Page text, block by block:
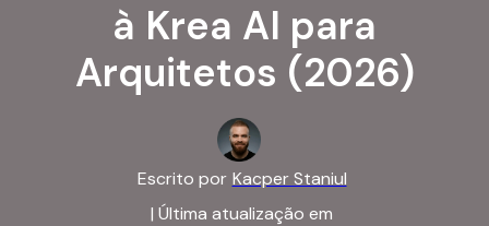
à Krea AI para
Arquitetos (2026)
Escrito por Kacper Staniul
| Última atualização em